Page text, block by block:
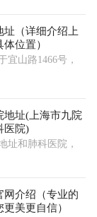
址（详细介绍上
位置）
宜山路1466号，
地址(上海市九院
医院)
址和肺科医院，
网介绍（专业的
美更自信）